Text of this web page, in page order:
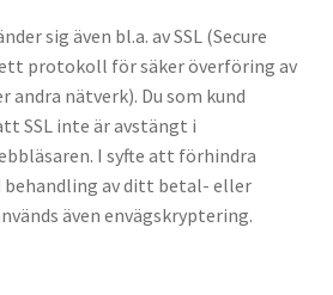
sig även bl.a. av SSL (Secure
protokoll för säker överföring av
nätverk). Du som kund
SSL inte är avstängt i
I syfte att förhindra
av ditt betal- eller
även envägskryptering.